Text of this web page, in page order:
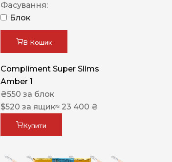
Фасування:
Блок
В Кошик
Compliment Super Slims
Amber 1
₴550 за блок
$520 за ящик≈ 23 400 ₴
Купити